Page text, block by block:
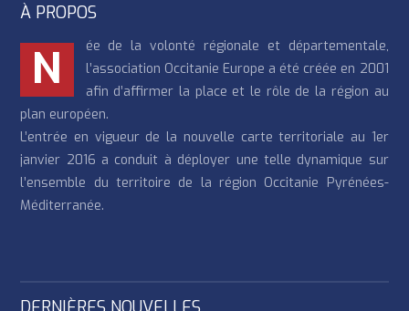
À PROPOS
N
ée de la volonté régionale et départementale,
l’association Occitanie Europe a été créée en 2001
afin d’affirmer la place et le rôle de la région au
plan européen.
L’entrée en vigueur de la nouvelle carte territoriale au 1er
janvier 2016 a conduit à déployer une telle dynamique sur
l’ensemble du territoire de la région Occitanie Pyrénées-
Méditerranée.